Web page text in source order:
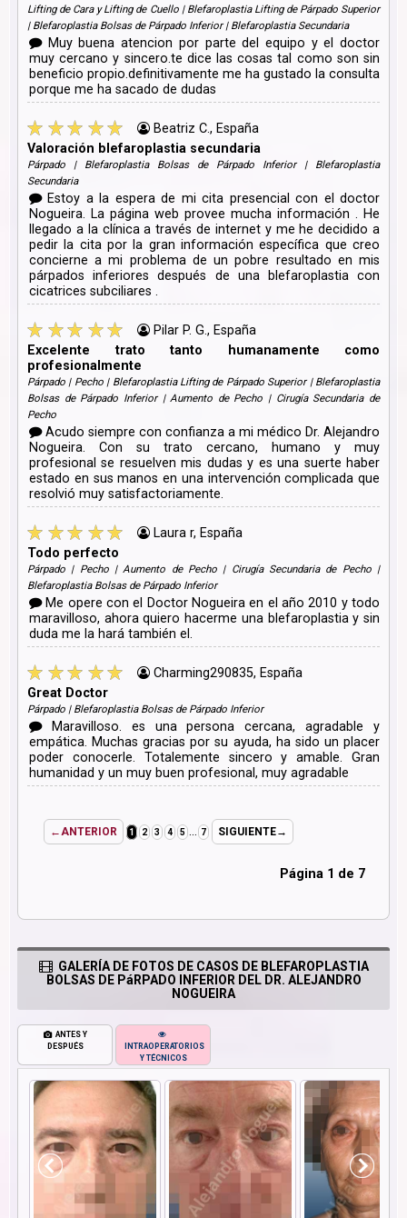
Lifting de Cara y Lifting de Cuello | Blefaroplastia Lifting de Párpado Superior
| Blefaroplastia Bolsas de Párpado Inferior | Blefaroplastia Secundaria
Muy buena atencion por parte del equipo y el doctor
muy cercano y sincero.te dice las cosas tal como son sin
beneficio propio.definitivamente me ha gustado la consulta
porque me ha sacado de dudas
Beatriz C., España
Valoración blefaroplastia secundaria
Párpado | Blefaroplastia Bolsas de Párpado Inferior | Blefaroplastia
Secundaria
Estoy a la espera de mi cita presencial con el doctor
Nogueira. La página web provee mucha información . He
llegado a la clínica a través de internet y me he decidido a
pedir la cita por la gran información específica que creo
concierne a mi problema de un pobre resultado en mis
párpados inferiores después de una blefaroplastia con
cicatrices subciliares .
Pilar P. G., España
Excelente trato tanto humanamente como
profesionalmente
Párpado | Pecho | Blefaroplastia Lifting de Párpado Superior | Blefaroplastia
Bolsas de Párpado Inferior | Aumento de Pecho | Cirugía Secundaria de
Pecho
Acudo siempre con confianza a mi médico Dr. Alejandro
Nogueira. Con su trato cercano, humano y muy
profesional se resuelven mis dudas y es una suerte haber
estado en sus manos en una intervención complicada que
resolvió muy satisfactoriamente.
Laura r, España
Todo perfecto
Párpado | Pecho | Aumento de Pecho | Cirugía Secundaria de Pecho |
Blefaroplastia Bolsas de Párpado Inferior
Me opere con el Doctor Nogueira en el año 2010 y todo
maravilloso, ahora quiero hacerme una blefaroplastia y sin
duda me la hará también el.
Charming290835, España
Great Doctor
Párpado | Blefaroplastia Bolsas de Párpado Inferior
Maravilloso. es una persona cercana, agradable y
empática. Muchas gracias por su ayuda, ha sido un placer
poder conocerle. Totalemente sincero y amable. Gran
humanidad y un muy buen profesional, muy agradable
←ANTERIOR 1 2 3 4 5 ... 7 SIGUIENTE→
Página 1 de 7
GALERÍA DE FOTOS DE CASOS DE BLEFAROPLASTIA
BOLSAS DE PáRPADO INFERIOR DEL DR. ALEJANDRO
NOGUEIRA
ANTES Y
DESPUÉS
INTRAOPERATORIOS
Y TÉCNICOS